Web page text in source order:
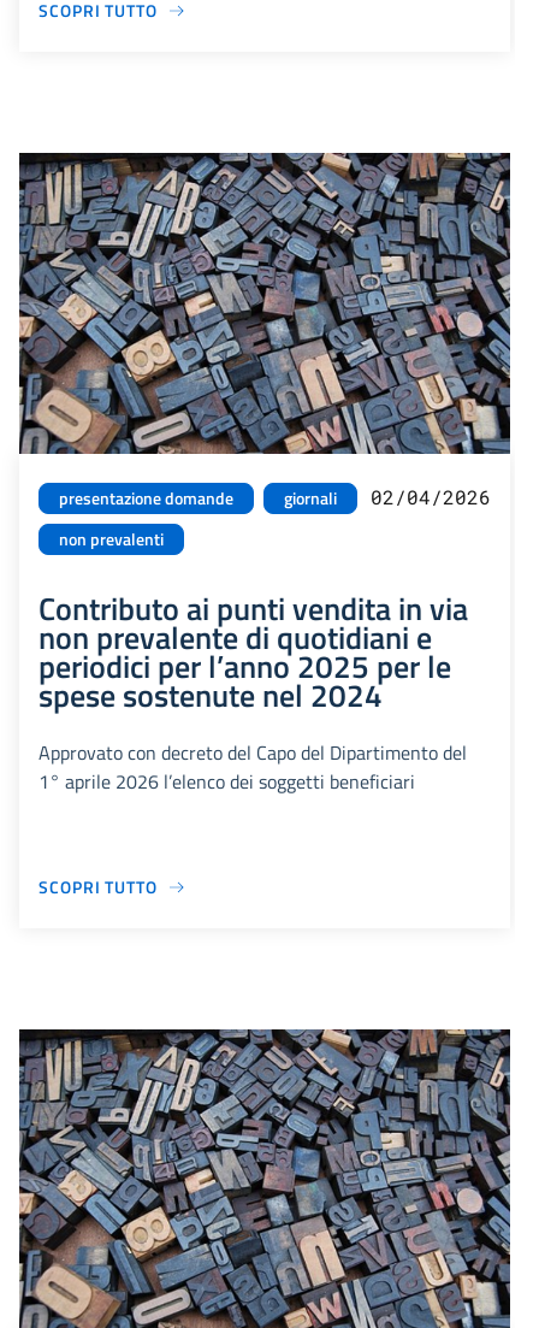
SCOPRI TUTTO
presentazione domande
giornali
non prevalenti
02/04/2026
Contributo ai punti vendita in via
non prevalente di quotidiani e
periodici per l’anno 2025 per le
spese sostenute nel 2024
Approvato con decreto del Capo del Dipartimento del
1° aprile 2026 l’elenco dei soggetti beneficiari
SCOPRI TUTTO